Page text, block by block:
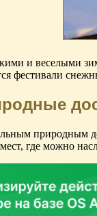
и веселыми
фестивали
природным
где можно